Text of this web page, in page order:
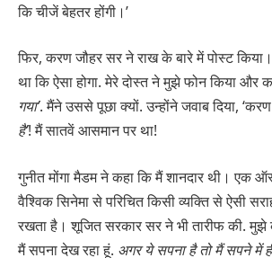
कि चीजें बेहतर होंगी।’
फिर, करण जौहर सर ने राख के बारे में पोस्ट
था कि ऐसा होगा. मेरे दोस्त ने मुझे फोन किया और
गया’. मैंने उससे पूछा क्यों. उन्होंने जवाब दिया,
है’! मैं सातवें आसमान पर था!
गुनीत मोंगा मैडम ने कहा कि मैं शानदार थी। एक
वैश्विक सिनेमा से परिचित किसी व्यक्ति से ऐसी
रखता है। शूजित सरकार सर ने भी तारीफ की.
मैं सपना देख रहा हूं. अगर ये सपना है तो मैं सपने में